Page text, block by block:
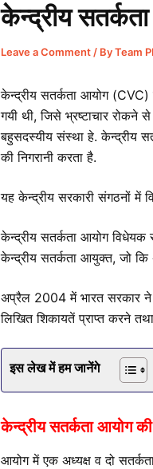
केन्द्रीय
Leave a Comment / ByTeam
केन्द्रीय सतर्कता आयोग
गयी थी, जिसे भ्रष्टाचार रोकने
बहुसदस्यीय संस्था हे. केन्द्रीय
की निगरानी करता है.
यह केन्द्रीय सरकारी संगठनों में
केन्द्रीय सतर्कता आयोग विधेयक
केन्द्रीय सतर्कता आयुक्त, जो
अप्रैल 2004 में भारत सरकार
लिखित शिकायतें प्राप्त करने
इस लेख में हम जानेंगे
केन्द्रीय सतर्कता आयोग
आयोग में एक अध्यक्ष व दो